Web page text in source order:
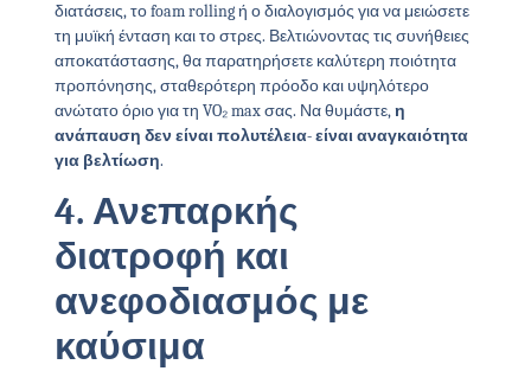
διατάσεις, το foam rolling ή ο διαλογισμός για να μειώσετε
τη μυϊκή ένταση και το στρες. Βελτιώνοντας τις συνήθειες
αποκατάστασης, θα παρατηρήσετε καλύτερη ποιότητα
προπόνησης, σταθερότερη πρόοδο και υψηλότερο
ανώτατο όριο για τη VO₂ max σας. Να θυμάστε,η
ανάπαυση δεν είναι πολυτέλεια- είναι αναγκαιότητα
για βελτίωση.
4. Ανεπαρκής
διατροφή και
ανεφοδιασμός με
καύσιμα